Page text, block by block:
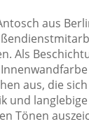
aus
Als
aus, die
und
Tönen